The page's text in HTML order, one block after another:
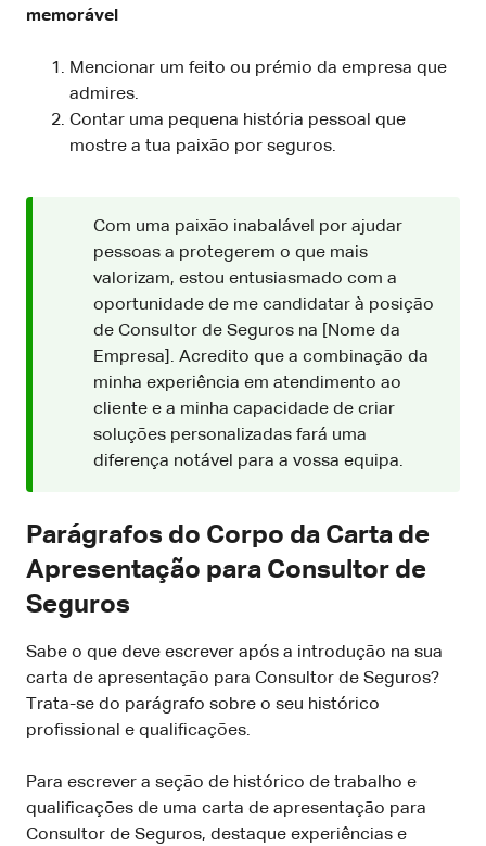
memorável
Mencionar um feito ou prémio da empresa que
admires.
Contar uma pequena história pessoal que
mostre a tua paixão por seguros.
Com uma paixão inabalável por ajudar
pessoas a protegerem o que mais
valorizam, estou entusiasmado com a
oportunidade de me candidatar à posição
de Consultor de Seguros na [Nome da
Empresa]. Acredito que a combinação da
minha experiência em atendimento ao
cliente e a minha capacidade de criar
soluções personalizadas fará uma
diferença notável para a vossa equipa.
Parágrafos do Corpo da Carta de
Apresentação para Consultor de
Seguros
Sabe o que deve escrever após a introdução na sua
carta de apresentação para Consultor de Seguros?
Trata-se do parágrafo sobre o seu histórico
profissional e qualificações.
Para escrever a seção de histórico de trabalho e
qualificações de uma carta de apresentação para
Consultor de Seguros, destaque experiências e